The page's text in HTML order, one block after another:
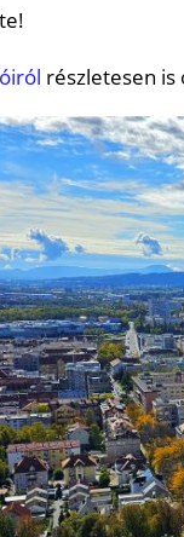
részletesen is